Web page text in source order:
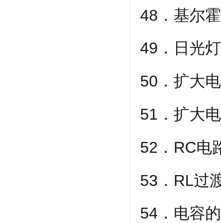
48．基尔
49．日光
50．扩大
51．扩大
52．RC电
53．RL过
54．电容